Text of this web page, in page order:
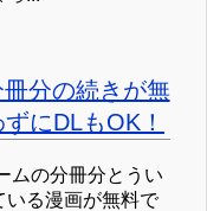
分の続きが無
にDLもOK！
ムの分冊分とうい
いる漫画が無料で